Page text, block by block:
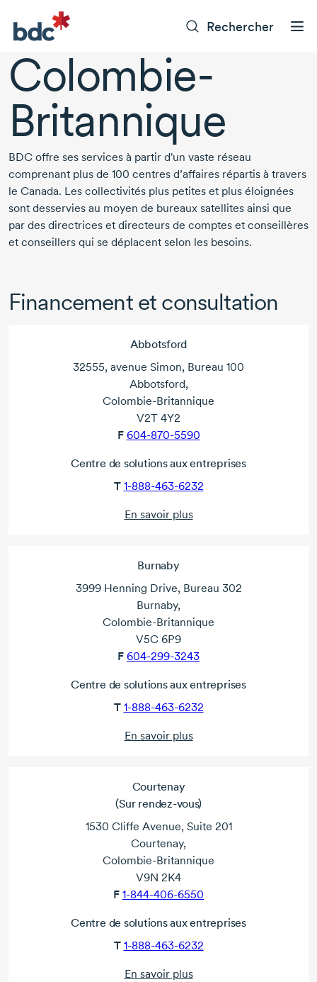
Rechercher
Colombie-
Britannique
BDC offre ses services à partir d'un vaste réseau
comprenant plus de 100 centres d’affaires répartis à travers
le Canada. Les collectivités plus petites et plus éloignées
sont desservies au moyen de bureaux satellites ainsi que
par des directrices et directeurs de comptes et conseillères
et conseillers qui se déplacent selon les besoins.
Financement et consultation
Abbotsford
32555, avenue Simon, Bureau 100
Abbotsford,
Colombie-Britannique
V2T 4Y2
F 604-870-5590
Centre de solutions aux entreprises
T 1-888-463-6232
En savoir plus
Burnaby
3999 Henning Drive, Bureau 302
Burnaby,
Colombie-Britannique
V5C 6P9
F 604-299-3243
Centre de solutions aux entreprises
T 1-888-463-6232
En savoir plus
Courtenay
(Sur rendez-vous)
1530 Cliffe Avenue, Suite 201
Courtenay,
Colombie-Britannique
V9N 2K4
F 1-844-406-6550
Centre de solutions aux entreprises
T 1-888-463-6232
En savoir plus